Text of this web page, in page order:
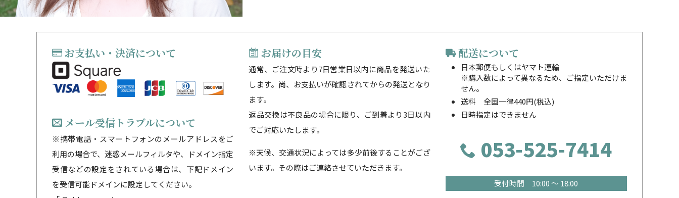
お支払い・決済について
メール受信トラブルについて
※携帯電話・スマートフォンのメールアドレスをご
利用の場合で、迷惑メールフィルタや、ドメイン指定
受信などの設定をされている場合は、下記ドメイン
を受信可能ドメインに設定してください。
お届けの目安
通常、ご注文時より7日営業日以内に商品を発送いた
します。尚、お支払いが確認されてからの発送となり
ます。
返品交換は不良品の場合に限り、ご到着より3日以内
でご対応いたします。
※天候、交通状況によっては多少前後することがござ
います。その際はご連絡させていただきます。
配送について
日本郵便もしくはヤマト運輸
※購入数によって異なるため、ご指定いただけま
せん。
送料 全国一律440円(税込)
日時指定はできません
053-525-7414
受付時間 10:00 ～ 18:00